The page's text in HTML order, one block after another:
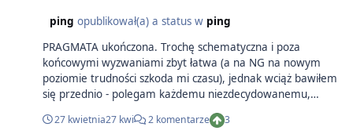
ping opublikował(a) a status w ping
PRAGMATA ukończona. Trochę schematyczna i poza
końcowymi wyzwaniami zbyt łatwa (a na NG na nowym
poziomie trudności szkoda mi czasu), jednak wciąż bawiłem
się przednio - polegam każdemu niezdecydowanemu,
zwłaszcza, że MSRP jest bardzo uczciwe. Wspaniała to była
przygoda.
27 kwietnia27 kwi 2 komentarze 3